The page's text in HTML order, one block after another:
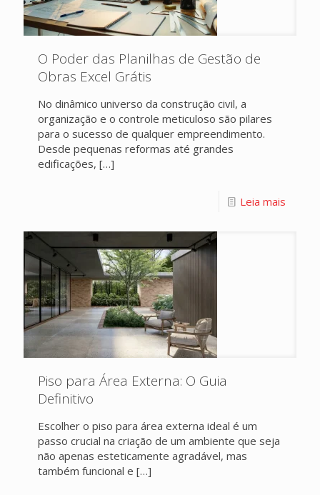
O Poder das Planilhas de Gestão de
Obras Excel Grátis
No dinâmico universo da construção civil, a
organização e o controle meticuloso são pilares
para o sucesso de qualquer empreendimento.
Desde pequenas reformas até grandes
edificações, […]
Leia mais
Piso para Área Externa: O Guia
Definitivo
Escolher o piso para área externa ideal é um
passo crucial na criação de um ambiente que seja
não apenas esteticamente agradável, mas
também funcional e […]